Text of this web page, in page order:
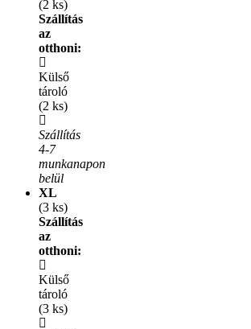
(2 ks)
Szállítás
az
otthoni:
Külső
tároló
(2 ks)
Szállítás
4-7
munkanapon
belül
XL
(3 ks)
Szállítás
az
otthoni:
Külső
tároló
(3 ks)